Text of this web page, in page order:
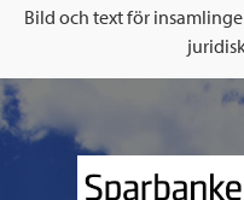
Bild och text för